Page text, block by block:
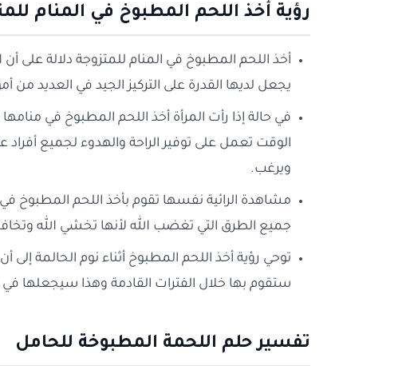
رؤية أخذ اللحم المطبوخ في المنام
أخذ اللحم المطبوخ في المنام للمتزوجة دلالة على أن
يجعل لديها القدرة على التركيز الجيد في العديد من
في حالة إذا رأت المرأة أخذ اللحم المطبوخ في
الوقت تعمل على توفير الراحة والهدوء لجميع أفراد
ويرغب.
مشاهدة الرائية نفسها تقوم بأخذ اللحم المطبوخ
جميع الطرق التي تغضب الله لأنها تخشي الله
توحي رؤية أخذ اللحم المطبوخ أثناء نوم الحالمة
ستقوم بها خلال الفترات القادمة وهذا سيجعلها في
تفسير حلم اللحمة المطبوخة للحامل